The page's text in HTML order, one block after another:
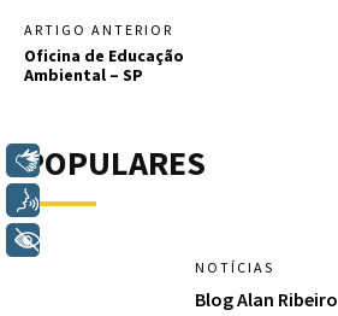
ARTIGO ANTERIOR
Oficina de Educação
Ambiental – SP
POPULARES
NOTÍCIAS
Blog Alan Ribeiro
Libras
Voz